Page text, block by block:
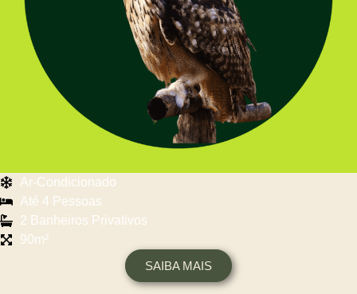
Ar-Condicionado
Até 4 Pessoas
2 Banheiros Privativos
90m²
SAIBA MAIS